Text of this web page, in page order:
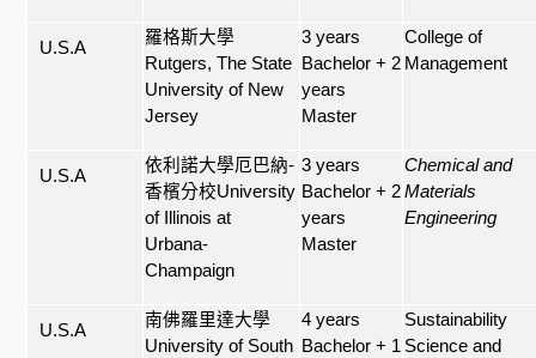
U.S.A
羅格斯大學
Rutgers, The State
University of New
Jersey
3 years
Bachelor + 2
years
Master
College of
Management
U.S.A
依利諾大學厄巴納-
香檳分校University
of Illinois at
Urbana-
Champaign
3 years
Bachelor + 2
years
Master
Chemical and
Materials
Engineering
U.S.A
南佛羅里達大學
University of South
4 years
Bachelor + 1
Sustainability
Science and